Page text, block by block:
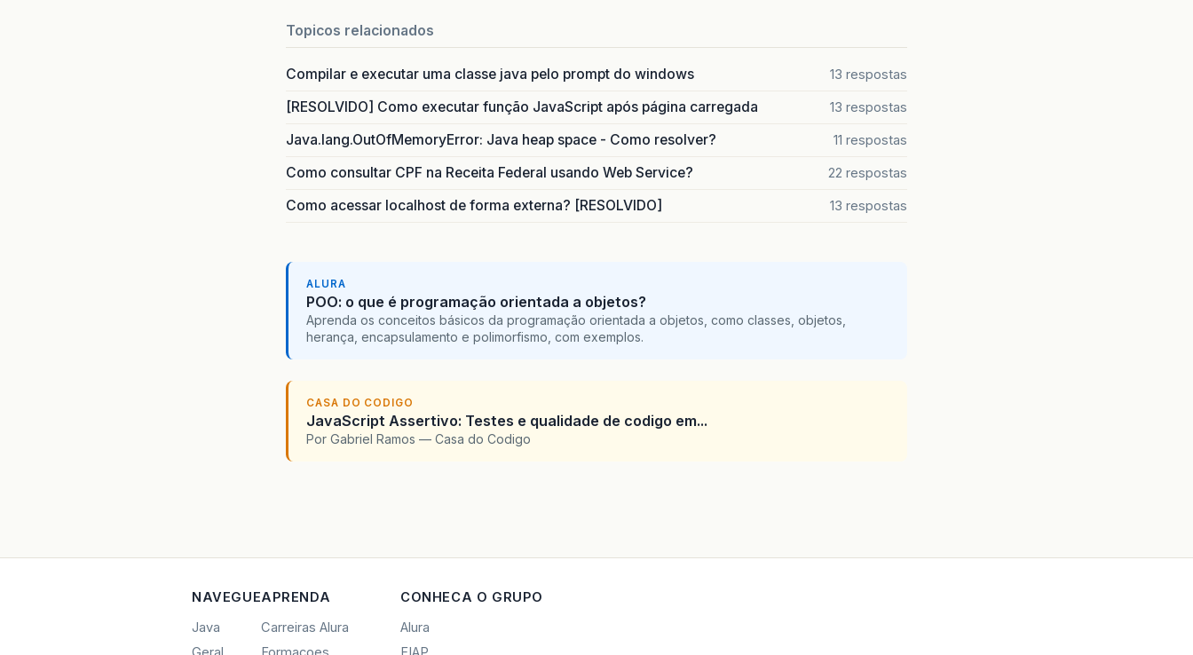
Topicos relacionados
Compilar e executar uma classe java pelo prompt do windows 13 respostas
[RESOLVIDO] Como executar função JavaScript após página carregada 13 respostas
Java.lang.OutOfMemoryError: Java heap space - Como resolver? 11 respostas
Como consultar CPF na Receita Federal usando Web Service? 22 respostas
Como acessar localhost de forma externa? [RESOLVIDO] 13 respostas
ALURA
POO: o que é programação orientada a objetos?
Aprenda os conceitos básicos da programação orientada a objetos, como classes, objetos,
herança, encapsulamento e polimorfismo, com exemplos.
CASA DO CODIGO
JavaScript Assertivo: Testes e qualidade de codigo em...
Por Gabriel Ramos — Casa do Codigo
NAVEGUE
Java
APRENDA
Carreiras Alura
CONHECA O GRUPO
Alura